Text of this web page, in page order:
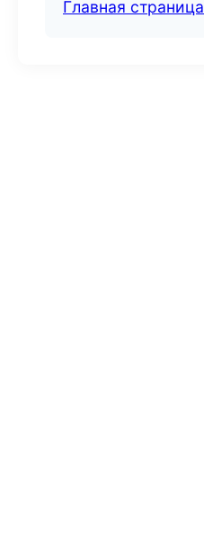
Главная страница